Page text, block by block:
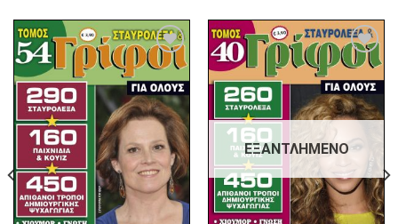
Πρόσθήκη
στην λίστα
επιθυμιών
Πρόσθήκη
στην λίστα
επιθυμιών
ΕΞΑΝΤΛΗΜΈΝΟ